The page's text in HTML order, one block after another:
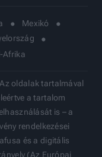
Mexikó
Afrika
oldalak tartalmával
a tartalom
is – a
rendelkezései
és a digitális
(Az Európai